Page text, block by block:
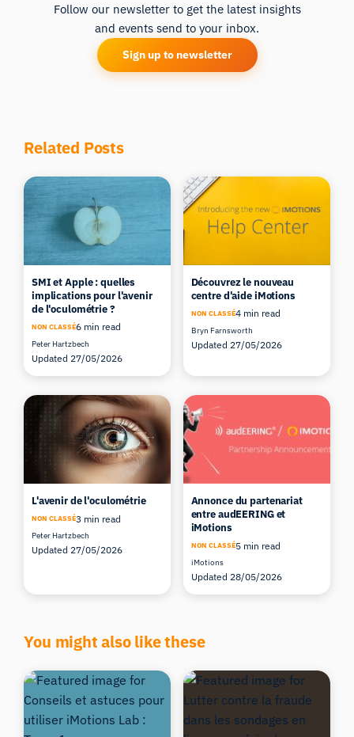
Follow our newsletter to get the latest insights
and events send to your inbox.
Sign up to newsletter
Related Posts
SMI et Apple : quelles
implications pour l'avenir
de l'oculométrie ?
NON CLASSÉ6 min read
Peter Hartzbech
Updated 27/05/2026
Découvrez le nouveau
centre d'aide iMotions
NON CLASSÉ4 min read
Bryn Farnsworth
Updated 27/05/2026
L'avenir de l'oculométrie
NON CLASSÉ3 min read
Peter Hartzbech
Updated 27/05/2026
Annonce du partenariat
entre audEERING et
iMotions
NON CLASSÉ5 min read
iMotions
Updated 28/05/2026
You might also like these